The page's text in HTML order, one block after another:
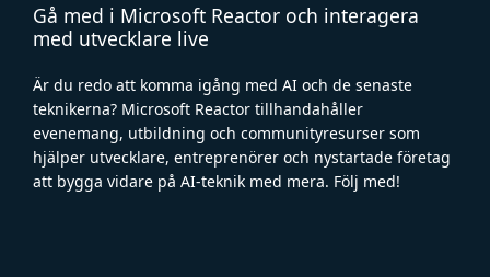
Gå med i Microsoft Reactor och interagera
med utvecklare live
Är du redo att komma igång med AI och de senaste
teknikerna? Microsoft Reactor tillhandahåller
evenemang, utbildning och communityresurser som
hjälper utvecklare, entreprenörer och nystartade företag
att bygga vidare på AI-teknik med mera. Följ med!